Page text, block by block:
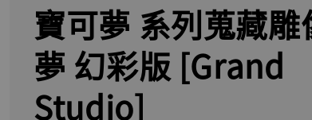
寶可夢 系列蒐藏雕
夢 幻彩版 [Grand
Studio]